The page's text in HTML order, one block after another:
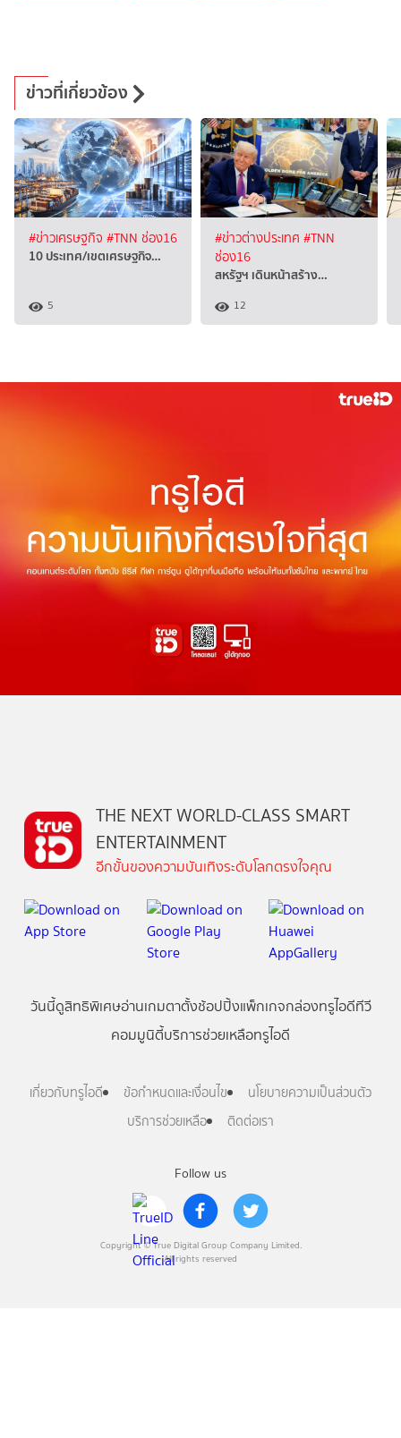
ข่าวที่เกี่ยวข้อง
#ข่าวเศรษฐกิจ #TNN ช่อง16
10 ประเทศ/เขตเศรษฐกิจ…
5
#ข่าวต่างประเทศ #TNN
ช่อง16
สหรัฐฯ เดินหน้าสร้าง…
12
Follow us
Copyright © True Digital Group Company Limited.
All rights reserved
THE NEXT WORLD-CLASS SMART
ENTERTAINMENT
อีกขั้นของความบันเทิงระดับโลกตรงใจคุณ
วันนี้ดูสิทธิพิเศษอ่านเกมตาตั้งช้อปปิ้งแพ็กเกจกล่องทรูไอดีทีวี
คอมมูนิตี้บริการช่วยเหลือทรูไอดี
เกี่ยวกับทรูไอดี ข้อกำหนดและเงื่อนไข
นโยบายความเป็นส่วนตัว
บริการช่วยเหลือ
ติดต่อเรา